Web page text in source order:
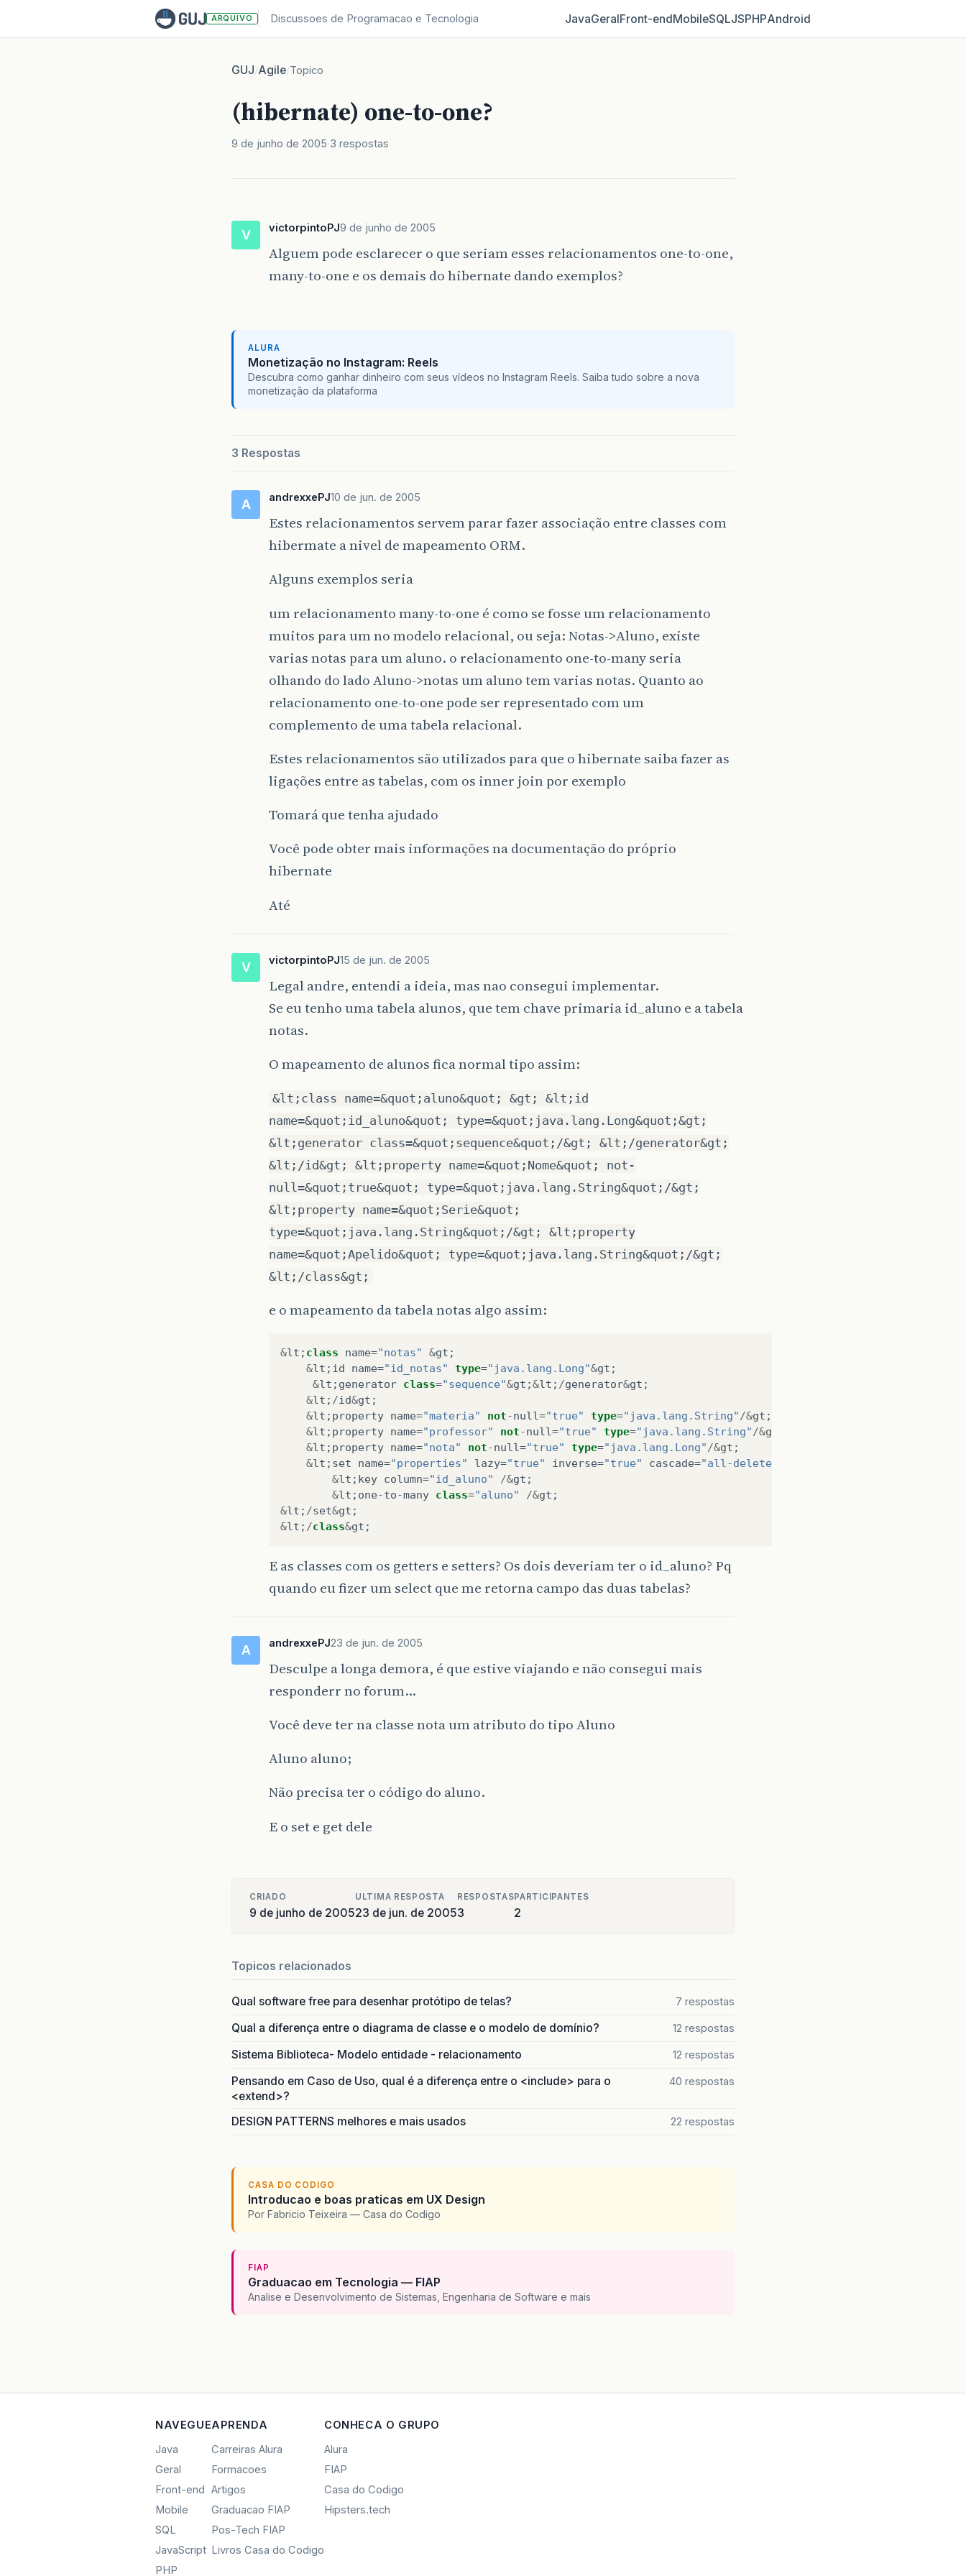
ARQUIVO Discussoes de Programacao e Tecnologia JavaGeralFront‑endMobileSQLJSPHPAndroid
GUJ/Agile/Topico
(hibernate) one-to-one?
9 de junho de 2005 3 respostas
V victorpintoPJ9 de junho de 2005
Alguem pode esclarecer o que seriam esses relacionamentos one-to-one,
many-to-one e os demais do hibernate dando exemplos?
ALURA
Monetização no Instagram: Reels
Descubra como ganhar dinheiro com seus vídeos no Instagram Reels. Saiba tudo sobre a nova
monetização da plataforma
3 Respostas
A andrexxePJ10 de jun. de 2005
Estes relacionamentos servem parar fazer associação entre classes com
hibermate a nivel de mapeamento ORM.
Alguns exemplos seria
um relacionamento many-to-one é como se fosse um relacionamento
muitos para um no modelo relacional, ou seja: Notas->Aluno, existe
varias notas para um aluno. o relacionamento one-to-many seria
olhando do lado Aluno->notas um aluno tem varias notas. Quanto ao
relacionamento one-to-one pode ser representado com um
complemento de uma tabela relacional.
Estes relacionamentos são utilizados para que o hibernate saiba fazer as
ligações entre as tabelas, com os inner join por exemplo
Tomará que tenha ajudado
Você pode obter mais informações na documentação do próprio
hibernate
Até
V victorpintoPJ15 de jun. de 2005
Legal andre, entendi a ideia, mas nao consegui implementar.
Se eu tenho uma tabela alunos, que tem chave primaria id_aluno e a tabela
notas.
O mapeamento de alunos fica normal tipo assim:
&lt;class name=&quot;aluno&quot; &gt; &lt;id
name=&quot;id_aluno&quot; type=&quot;java.lang.Long&quot;&gt;
&lt;generator class=&quot;sequence&quot;/&gt; &lt;/generator&gt;
&lt;/id&gt; &lt;property name=&quot;Nome&quot; not-
null=&quot;true&quot; type=&quot;java.lang.String&quot;/&gt;
&lt;property name=&quot;Serie&quot;
type=&quot;java.lang.String&quot;/&gt; &lt;property
name=&quot;Apelido&quot; type=&quot;java.lang.String&quot;/&gt;
&lt;/class&gt;
e o mapeamento da tabela notas algo assim:
&lt ; class name="notas" &gt ;
&lt ; id name="id_notas" type="java.lang.Long"&gt ;
&lt ; generator class="sequence"&gt ;&lt ; /generator&gt ;
&lt ; /id&gt ;
&lt ; property name="materia" not-null="true" type="java.lang.String" /&gt ;
&lt ; property name="professor" not-null="true" type="java.lang.String" /&gt
&lt ; property name="nota" not-null="true" type="java.lang.Long" /&gt ;
&lt ; set name="properties" lazy="true" inverse="true" cascade="all-delete-orphan"
&lt ; key column="id_aluno" /&gt ;
&lt ; one-to-many class="aluno" /&gt ;
&lt ; /set&gt ;
&lt ; /class&gt ;
E as classes com os getters e setters? Os dois deveriam ter o id_aluno? Pq
quando eu fizer um select que me retorna campo das duas tabelas?
A andrexxePJ23 de jun. de 2005
Desculpe a longa demora, é que estive viajando e não consegui mais
responderr no forum…
Você deve ter na classe nota um atributo do tipo Aluno
Aluno aluno;
Não precisa ter o código do aluno.
E o set e get dele
CRIADO
9 de junho de 2005
ULTIMA RESPOSTA
23 de jun. de 2005
RESPOSTAS
3
PARTICIPANTES
2
Topicos relacionados
Qual software free para desenhar protótipo de telas? 7 respostas
Qual a diferença entre o diagrama de classe e o modelo de domínio? 12 respostas
Sistema Biblioteca- Modelo entidade - relacionamento 12 respostas
Pensando em Caso de Uso, qual é a diferença entre o <include> para o
<extend>?
40 respostas
DESIGN PATTERNS melhores e mais usados 22 respostas
CASA DO CODIGO
Introducao e boas praticas em UX Design
Por Fabricio Teixeira — Casa do Codigo
FIAP
Graduacao em Tecnologia — FIAP
Analise e Desenvolvimento de Sistemas, Engenharia de Software e mais
NAVEGUE
Java
Geral
Front-end
Mobile
SQL
JavaScript
PHP
APRENDA
Carreiras Alura
Formacoes
Artigos
Graduacao FIAP
Pos-Tech FIAP
Livros Casa do Codigo
CONHECA O GRUPO
Alura
FIAP
Casa do Codigo
Hipsters.tech